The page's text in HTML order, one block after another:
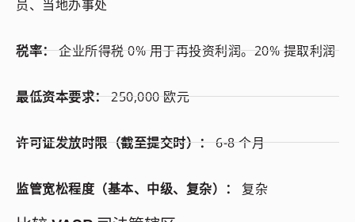
员、当地办事处
税率：企业所得税 0% 用于再投资利润。20% 提取利润
最低资本要求：250,000 欧元
许可证发放时限（截至提交时）：6-8 个月
监管宽松程度（基本、中级、复杂）： 复杂